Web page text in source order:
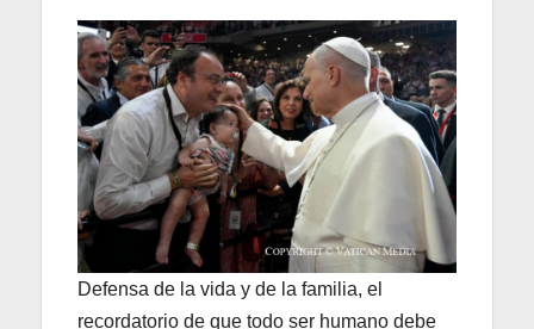
Defensa de la vida y de la familia, el
recordatorio de que todo ser humano debe